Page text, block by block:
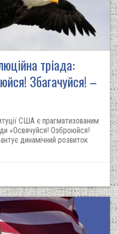
тріада:
Збагачуйся! –
США є прагматизованим
«Освячуйся! Озброюйся!
динамічний розвиток